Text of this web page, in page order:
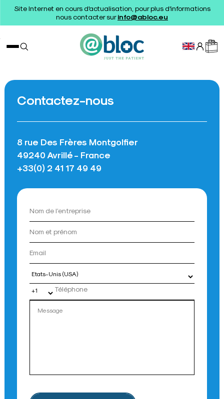
Site Internet en cours d'actualisation, pour plus d'informations
nous contacter surinfo@abloc.eu
Contactez-nous
8 rue Des Frères Montgolfier
49240 Avrillé - France
+33(0) 2 41 17 49 49